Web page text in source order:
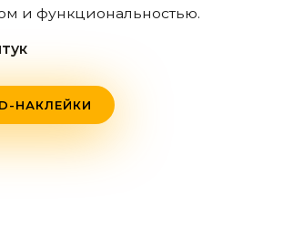
и функциональностью.
НАКЛЕЙКИ